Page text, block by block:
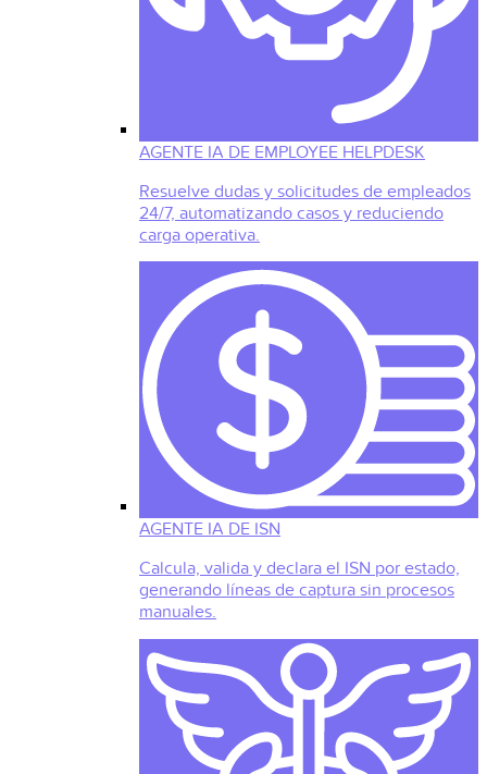
AGENTE IA DE EMPLOYEE HELPDESK
Resuelve dudas y solicitudes de empleados
24/7, automatizando casos y reduciendo
carga operativa.
AGENTE IA DE ISN
Calcula, valida y declara el ISN por estado,
generando líneas de captura sin procesos
manuales.